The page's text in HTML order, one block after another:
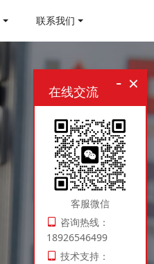
联系我们
×
-
在线交流
客服微信
咨询热线：
18926546499
技术支持：